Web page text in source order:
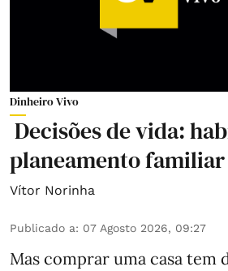
Dinheiro Vivo
Decisões de vida:
planeamento familiar
Vítor Norinha
Publicado a: 07 Agosto 2026, 09:27
Mas comprar uma casa tem